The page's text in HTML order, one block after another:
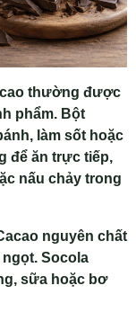
thường được
phẩm. Bột
làm sốt hoặc
để ăn trực tiếp,
nấu chảy trong
nguyên chất
Socola
sữa hoặc bơ